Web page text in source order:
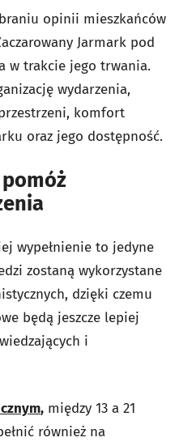
opinii mieszkańców
Jarmark pod
w trakcie jego trwania.
wydarzenia,
komfort
oraz jego dostępność.
wypełnienie to jedyne
zostaną wykorzystane
dzięki czemu
będą jeszcze lepiej
i
, między 13 a 21
również na